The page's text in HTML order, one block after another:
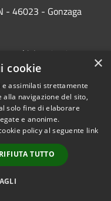
- 46023 - Gonzaga
(dal 01/01/2025
×
cookie
e assimilati strettamente
navigazione del sito,
solo fine di elaborare
e anonime.
policy al seguente link
RIFIUTA TUTTO